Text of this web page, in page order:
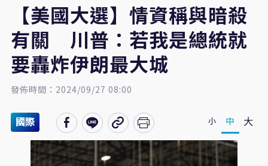
【美國大選】情資稱與暗殺
有關 川普：若我是總統就
要轟炸伊朗最大城
發佈時間：2024/09/27 08:00
國際 小 中 大